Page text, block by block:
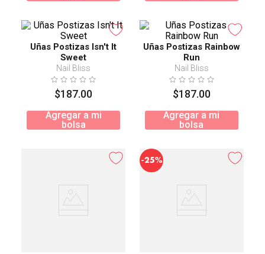
Uñas Postizas Isn't It
Sweet
Nail Bliss
$187.00
Agregar a mi
bolsa
Uñas Postizas Rainbow
Run
Nail Bliss
$187.00
Agregar a mi
bolsa
-25%